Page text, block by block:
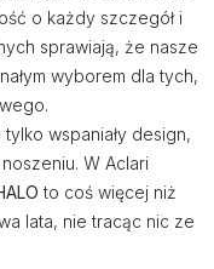
o każdy szczegół i
sprawiają, że nasze
wyborem dla tych,
wspaniały design,
W Aclari
to coś więcej niż
lata, nie tracąc nic ze